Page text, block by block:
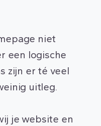
niet
een logische
zijn er té veel
uitleg.
je website en